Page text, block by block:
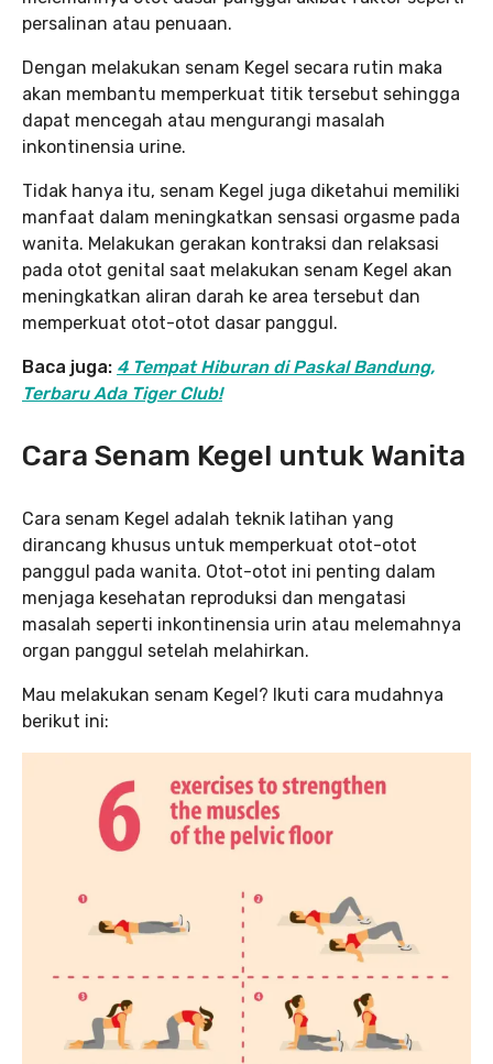
persalinan atau penuaan.
Dengan melakukan senam Kegel secara rutin maka
akan membantu memperkuat titik tersebut sehingga
dapat mencegah atau mengurangi masalah
inkontinensia urine.
Tidak hanya itu, senam Kegel juga diketahui memiliki
manfaat dalam meningkatkan sensasi orgasme pada
wanita. Melakukan gerakan kontraksi dan relaksasi
pada otot genital saat melakukan senam Kegel akan
meningkatkan aliran darah ke area tersebut dan
memperkuat otot-otot dasar panggul.
Baca juga: 4 Tempat Hiburan di Paskal Bandung,
Terbaru Ada Tiger Club!
Cara Senam Kegel untuk Wanita
Cara senam Kegel adalah teknik latihan yang
dirancang khusus untuk memperkuat otot-otot
panggul pada wanita. Otot-otot ini penting dalam
menjaga kesehatan reproduksi dan mengatasi
masalah seperti inkontinensia urin atau melemahnya
organ panggul setelah melahirkan.
Mau melakukan senam Kegel? Ikuti cara mudahnya
berikut ini: